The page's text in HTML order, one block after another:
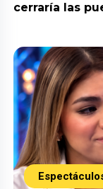
cerraría las